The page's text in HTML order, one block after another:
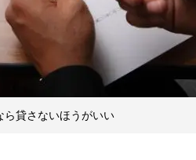
貸さないほうがいい